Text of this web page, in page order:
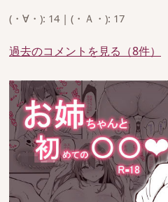
(・∀・): 14 | (・Ａ・): 17
過去のコメントを見る（8件）